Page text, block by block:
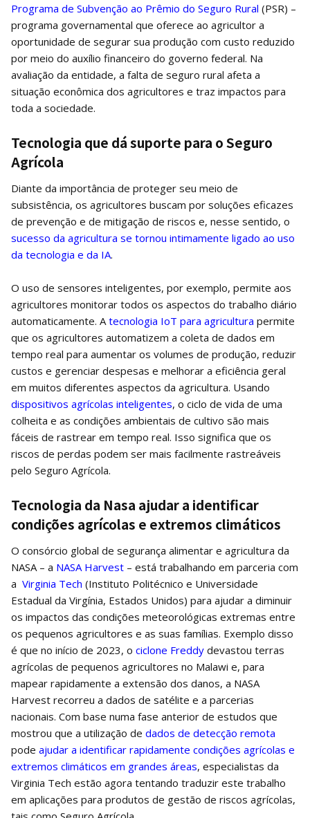
Programa de Subvenção ao Prêmio do Seguro Rural (PSR) –
programa governamental que oferece ao agricultor a
oportunidade de segurar sua produção com custo reduzido
por meio do auxílio financeiro do governo federal. Na
avaliação da entidade, a falta de seguro rural afeta a
situação econômica dos agricultores e traz impactos para
toda a sociedade.
Tecnologia que dá suporte para o Seguro
Agrícola
Diante da importância de proteger seu meio de
subsistência, os agricultores buscam por soluções eficazes
de prevenção e de mitigação de riscos e, nesse sentido, o
sucesso da agricultura se tornou intimamente ligado ao uso
da tecnologia e da IA.
O uso de sensores inteligentes, por exemplo, permite aos
agricultores monitorar todos os aspectos do trabalho diário
automaticamente. A tecnologia IoT para agricultura permite
que os agricultores automatizem a coleta de dados em
tempo real para aumentar os volumes de produção, reduzir
custos e gerenciar despesas e melhorar a eficiência geral
em muitos diferentes aspectos da agricultura. Usando
dispositivos agrícolas inteligentes, o ciclo de vida de uma
colheita e as condições ambientais de cultivo são mais
fáceis de rastrear em tempo real. Isso significa que os
riscos de perdas podem ser mais facilmente rastreáveis
pelo Seguro Agrícola.
Tecnologia da Nasa ajudar a identificar
condições agrícolas e extremos climáticos
O consórcio global de segurança alimentar e agricultura da
NASA – a NASA Harvest – está trabalhando em parceria com
a Virginia Tech (Instituto Politécnico e Universidade
Estadual da Virgínia, Estados Unidos) para ajudar a diminuir
os impactos das condições meteorológicas extremas entre
os pequenos agricultores e as suas famílias. Exemplo disso
é que no início de 2023, o ciclone Freddy devastou terras
agrícolas de pequenos agricultores no Malawi e, para
mapear rapidamente a extensão dos danos, a NASA
Harvest recorreu a dados de satélite e a parcerias
nacionais. Com base numa fase anterior de estudos que
mostrou que a utilização de dados de detecção remota
pode ajudar a identificar rapidamente condições agrícolas e
extremos climáticos em grandes áreas, especialistas da
Virginia Tech estão agora tentando traduzir este trabalho
em aplicações para produtos de gestão de riscos agrícolas,